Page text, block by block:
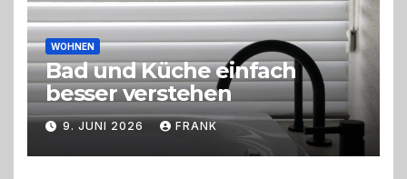
WOHNEN
Bad und Küche einfach
besser verstehen
9. JUNI 2026 FRANK